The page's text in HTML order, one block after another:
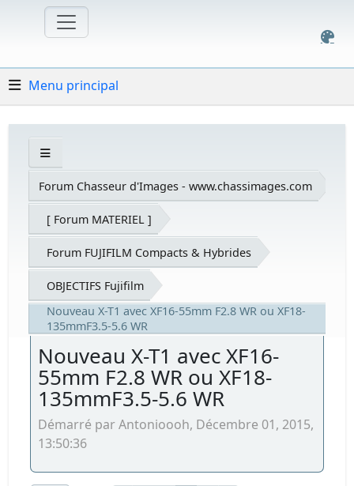
Menu principal
Forum Chasseur d'Images - www.chassimages.com
[ Forum MATERIEL ]
Forum FUJIFILM Compacts & Hybrides
OBJECTIFS Fujifilm
Nouveau X-T1 avec XF16-55mm F2.8 WR ou XF18-
135mmF3.5-5.6 WR
Nouveau X-T1 avec XF16-
55mm F2.8 WR ou XF18-
135mmF3.5-5.6 WR
Démarré par Antonioooh, Décembre 01, 2015,
13:50:36